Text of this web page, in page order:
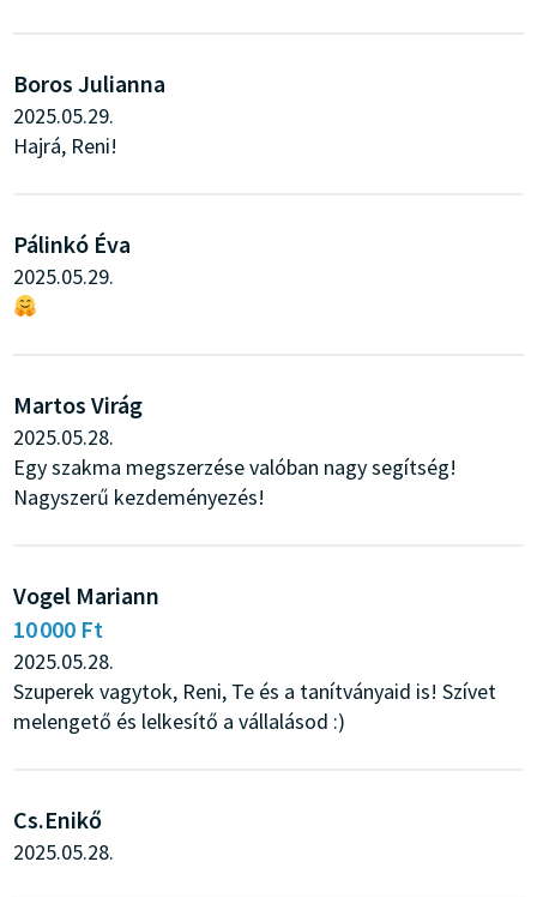
Boros Julianna
2025.05.29.
Hajrá, Reni!
Pálinkó Éva
2025.05.29.
Martos Virág
2025.05.28.
Egy szakma megszerzése valóban nagy segítség!
Nagyszerű kezdeményezés!
Vogel Mariann
10 000 Ft
2025.05.28.
Szuperek vagytok, Reni, Te és a tanítványaid is! Szívet
melengető és lelkesítő a vállalásod :)
Cs.Enikő
2025.05.28.